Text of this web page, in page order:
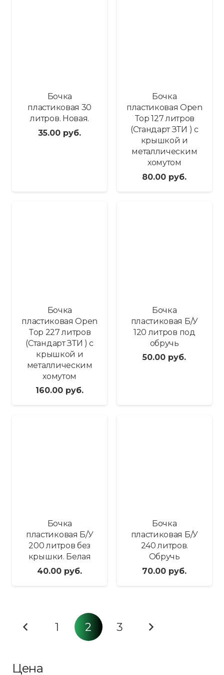
Бочка
пластиковая 30
литров. Новая.
35.00 руб.
Бочка
пластиковая Open
Top 127 литров
(Стандарт ЗТИ ) с
крышкой и
металлическим
хомутом
80.00 руб.
Бочка
пластиковая Open
Top 227 литров
(Стандарт ЗТИ ) с
крышкой и
металлическим
хомутом
160.00 руб.
Бочка
пластиковая Б/У
120 литров под
обручь
50.00 руб.
Бочка
пластиковая Б/У
200 литров без
крышки. Белая
40.00 руб.
Бочка
пластиковая Б/У
240 литров.
Обручь
70.00 руб.
1 2 3
Цена